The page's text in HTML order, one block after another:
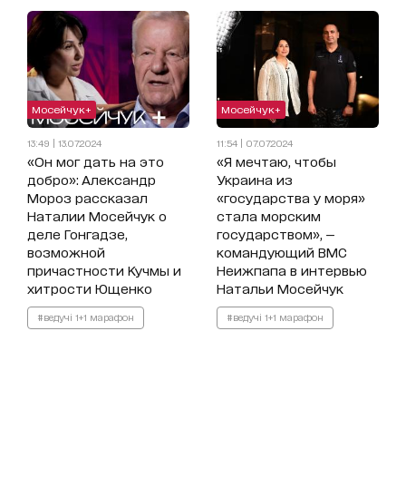
Мосейчук+
13:49 | 13.07.2024
«Он мог дать на это
добро»: Александр
Мороз рассказал
Наталии Мосейчук о
деле Гонгадзе,
возможной
причастности Кучмы и
хитрости Ющенко
#ведучі 1+1 марафон
Мосейчук+
11:54 | 07.07.2024
«Я мечтаю, чтобы
Украина из
«государства у моря»
стала морским
государством», —
командующий ВМС
Неижпапа в интервью
Натальи Мосейчук
#ведучі 1+1 марафон